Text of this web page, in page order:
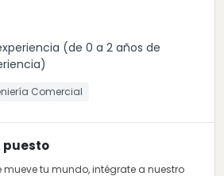
(de 0 a 2 años de
Comercial
puesto
mueve tu mundo, intégrate a nuestro